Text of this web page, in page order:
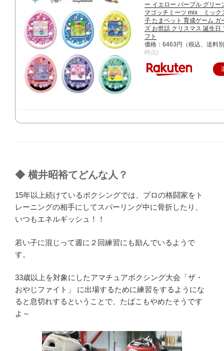
ー イエロー パープル グリー
マゴッチミーツ mix ミック
子 たまペット 育成ゲーム ガ
ズ お世話 クリスマス 誕生日
フト
価格：6463円（税込、送料
時点)
◆ 横井昭裕てどんな人？
15年以上続けているボクシングでは、プロの格闘家をト
レーニングの相手にしてスパーリング中に骨折したり、
いつもエネルギッシュ！！
若い子に混じって週に２回練習にも励んでいるようで
す。
33歳以上を対象にしたアマチュアボクシング大会「ザ・
おやじファイト」 に出場するために練習をするようにな
ると息切れするということで、たばこもやめたそうです
よ～